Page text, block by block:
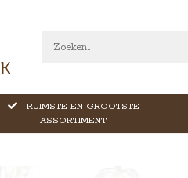
RUIMSTE EN GROOTSTE
ASSORTIMENT